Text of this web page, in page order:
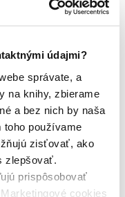
údajmi?
správate, a
na knihy, zbierame
a bez nich by naša
toho používame
zisťovať, ako
zlepšovať.
prispôsobovať
cookies